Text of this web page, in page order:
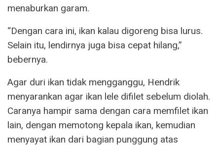
menaburkan garam.
“Dengan cara ini, ikan kalau digoreng bisa lurus.
Selain itu, lendirnya juga bisa cepat hilang,”
bebernya.
Agar duri ikan tidak mengganggu, Hendrik
menyarankan agar ikan lele difilet sebelum diolah.
Caranya hampir sama dengan cara memfilet ikan
lain, dengan memotong kepala ikan, kemudian
menyayat ikan dari bagian punggung atas